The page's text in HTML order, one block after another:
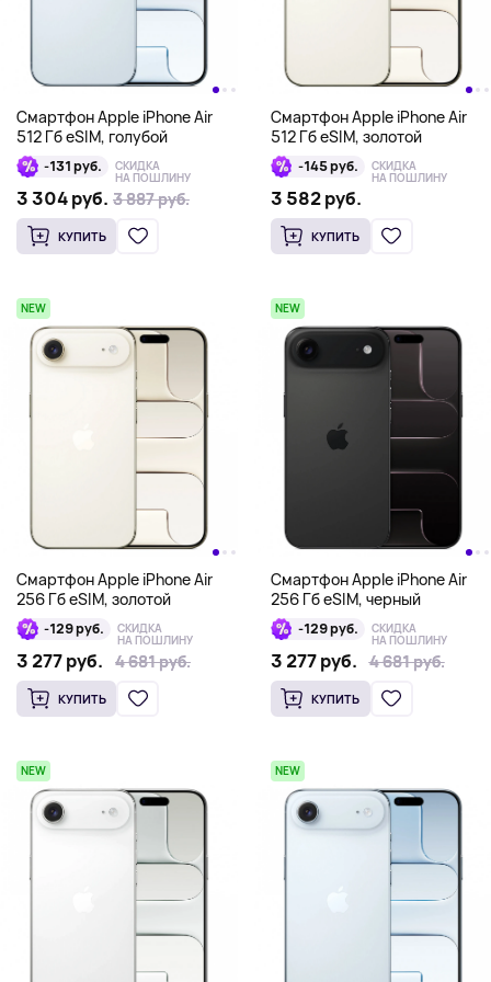
Смартфон Apple iPhone Air
512 Гб eSIM, голубой
-131 руб. СКИДКА
НА ПОШЛИНУ
3 887 руб.
3 304 руб. 3 887 руб.
КУПИТЬ
Смартфон Apple iPhone Air
512 Гб eSIM, золотой
-145 руб. СКИДКА
НА ПОШЛИНУ
3 582 руб.
КУПИТЬ
NEW
Смартфон Apple iPhone Air
256 Гб eSIM, золотой
-129 руб. СКИДКА
НА ПОШЛИНУ
4 681 руб.
3 277 руб. 4 681 руб.
КУПИТЬ
NEW
Смартфон Apple iPhone Air
256 Гб eSIM, черный
-129 руб. СКИДКА
НА ПОШЛИНУ
4 681 руб.
3 277 руб. 4 681 руб.
КУПИТЬ
NEW NEW